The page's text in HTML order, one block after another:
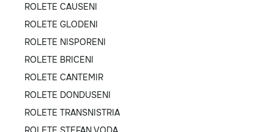
ROLETE CAUSENI
ROLETE GLODENI
ROLETE NISPORENI
ROLETE BRICENI
ROLETE CANTEMIR
ROLETE DONDUSENI
ROLETE TRANSNISTRIA